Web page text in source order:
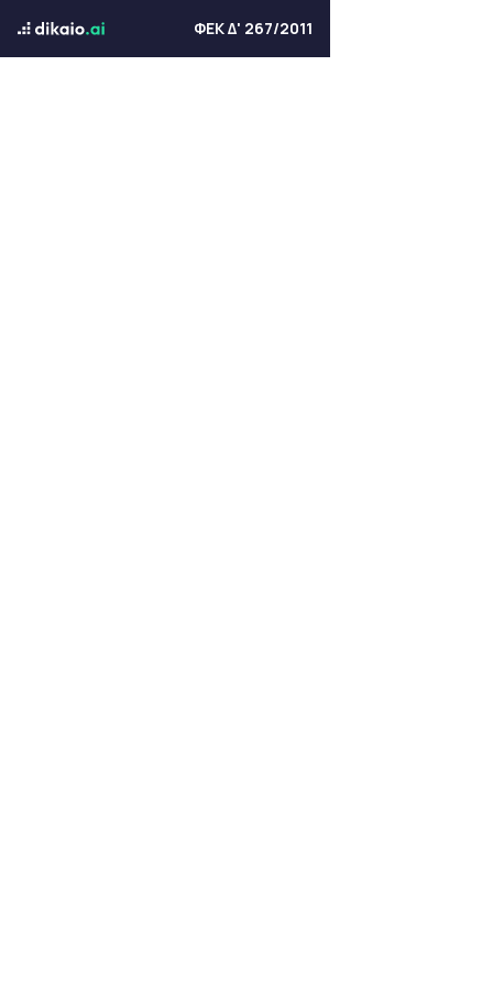
ΦΕΚ Δ' 267/2011